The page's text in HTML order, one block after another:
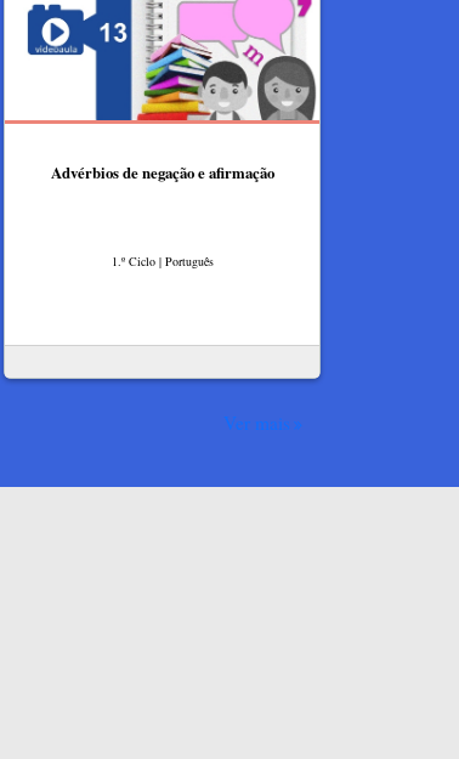
Advérbios de negação e afirmação
1.º Ciclo | Português
Ver mais